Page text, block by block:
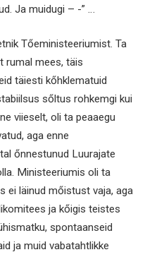
Ja muidugi – -” …
Tőeministeeriumist. Ta
rumal mees, täis
täiesti kőhklematuid
sőltus rohkemgi kui
viieselt, oli ta peaaegu
aga enne
őnnestunud Luurajate
Ministeeriumis oli ta
ei läinud mőistust vaja, aga
ja kőigis teistes
spontaanseid
ja muid vabatahtlikke